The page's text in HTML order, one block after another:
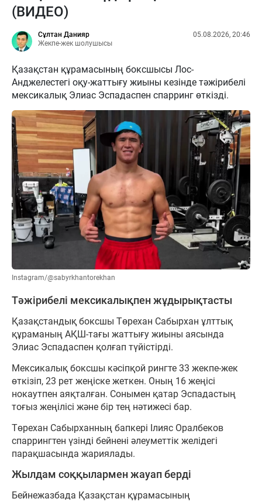
(ВИДЕО)
Сұлтан Данияр
Жекпе-жек шолушысы
05.08.2026, 20:46
Қазақстан құрамасының боксшысы Лос-
Анджелестегі оқу-жаттығу жиыны кезінде тәжірибелі
мексикалық Элиас Эспадаспен спарринг өткізді.
Instagram/@sabyrkhantorekhan
Тәжірибелі мексикалықпен жұдырықтасты
Қазақстандық боксшы Төрехан Сабырхан ұлттық
құраманың АҚШ-тағы жаттығу жиыны аясында
Элиас Эспадаспен қолғап түйістірді.
Мексикалық боксшы кәсіпқой рингте 33 жекпе-жек
өткізіп, 23 рет жеңіске жеткен. Оның 16 жеңісі
нокаутпен аяқталған. Сонымен қатар Эспадастың
тоғыз жеңілісі және бір тең нәтижесі бар.
Төрехан Сабырханның бапкері Ілияс Оралбеков
спаррингтен үзінді бейнені әлеуметтік желідегі
парақшасында жариялады.
Жылдам соққылармен жауап берді
Бейнежазбада Қазақстан құрамасының